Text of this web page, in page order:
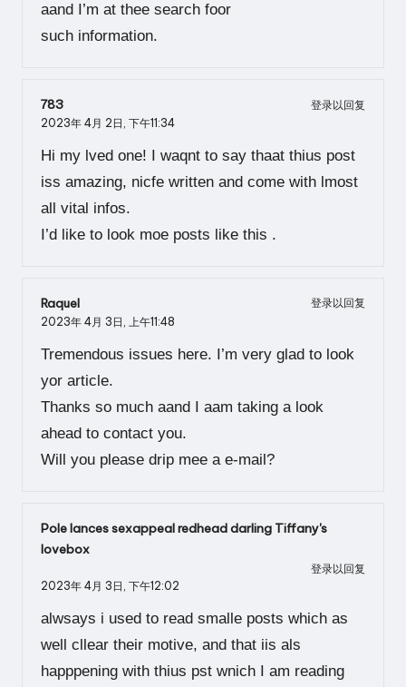
aand I’m at thee search foor
such information.
783
登录以回复
2023年 4月 2日, 下午11:34
Hi my lved one! I waqnt to say thaat thius post
iss amazing, nicfe written and come with lmost
all vital infos.
I’d like to look moe posts like this .
Raquel
登录以回复
2023年 4月 3日,
上午11:48
Tremendous issues here. I’m very glad to look
yor article.
Thanks so much aand I aam taking a look
ahead to contact you.
Will you please drip mee a e-mail?
Pole lances sexappeal redhead darling Tiffany's
lovebox
登录以回复
2023年 4月 3日, 下午12:02
alwsays i used to read smalle posts which as
well cllear their motive, and that iis als
happpening with thius pst wnich I am reading